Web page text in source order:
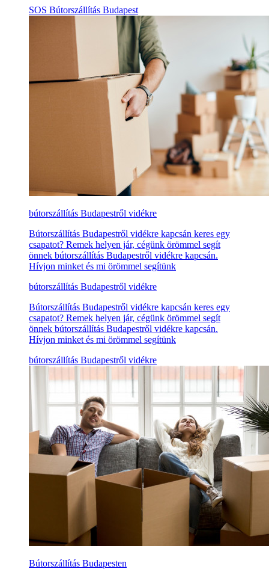
SOS Bútorszállítás Budapest
bútorszállítás Budapestről vidékre
Bútorszállítás Budapestről vidékre kapcsán keres egy
csapatot? Remek helyen jár, cégünk örömmel segít
önnek bútorszállítás Budapestről vidékre kapcsán.
Hívjon minket és mi örömmel segítünk
bútorszállítás Budapestről vidékre
Bútorszállítás Budapestről vidékre kapcsán keres egy
csapatot? Remek helyen jár, cégünk örömmel segít
önnek bútorszállítás Budapestről vidékre kapcsán.
Hívjon minket és mi örömmel segítünk
bútorszállítás Budapestről vidékre
Bútorszállítás Budapesten